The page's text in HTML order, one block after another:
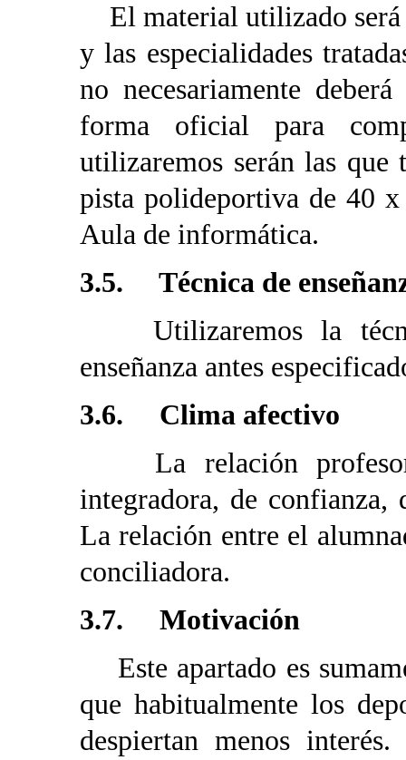
El material utilizado será
y las especialidades
no necesariamente
forma oficial para
utilizaremos serán las que
pista polideportiva de 40
Aula de informática.
3.5. Técnica de
Utilizaremos la
enseñanza antes
3.6. Clima afectivo
La relación profesor/
integradora, de confianza,
La relación entre el
conciliadora.
3.7. Motivación
Este apartado es
que habitualmente los
despiertan menos